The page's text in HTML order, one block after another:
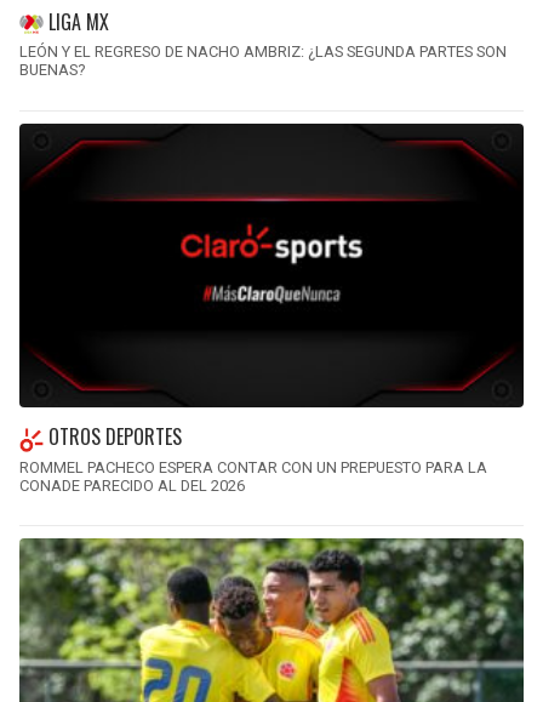
LIGA MX
LEÓN Y EL REGRESO DE NACHO AMBRIZ: ¿LAS SEGUNDA PARTES SON
BUENAS?
OTROS DEPORTES
ROMMEL PACHECO ESPERA CONTAR CON UN PREPUESTO PARA LA
CONADE PARECIDO AL DEL 2026